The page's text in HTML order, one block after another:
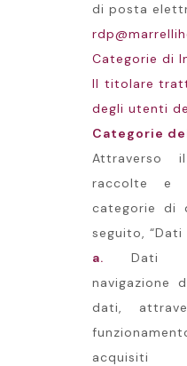
di posta
Categorie di
Il titolare
degli utenti
Categorie
Attraverso
raccolte e
categorie di
seguito, “Dati
a. Dati
navigazione
dati,
acquisiti